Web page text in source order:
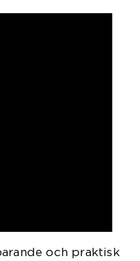
och praktisk